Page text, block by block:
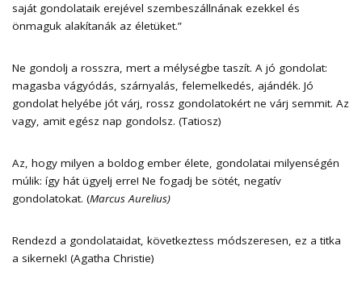
saját gondolataik erejével szembeszállnának ezekkel és
önmaguk alakítanák az életüket.”
Ne gondolj a rosszra, mert a mélységbe taszít. A jó gondolat:
magasba vágyódás, szárnyalás, felemelkedés, ajándék. Jó
gondolat helyébe jót várj, rossz gondolatokért ne várj semmit. Az
vagy, amit egész nap gondolsz. (Tatiosz)
Az, hogy milyen a boldog ember élete, gondolatai milyenségén
múlik: így hát ügyelj erre! Ne fogadj be sötét, negatív
gondolatokat. (Marcus Aurelius)
Rendezd a gondolataidat, következtess módszeresen, ez a titka
a sikernek! (Agatha Christie)